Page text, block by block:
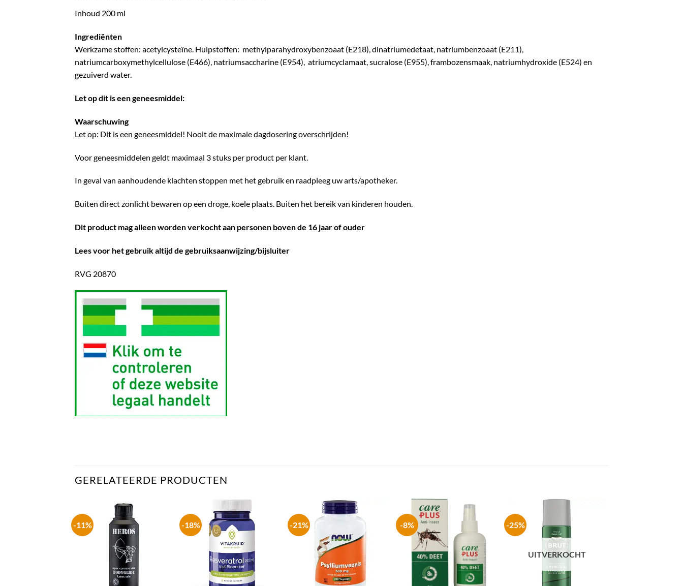
Inhoud 200 ml
Ingrediënten
Werkzame stoffen: acetylcysteïne. Hulpstoffen: methylparahydroxybenzoaat (E218), dinatriumedetaat, natriumbenzoaat (E211),
natriumcarboxymethylcellulose (E466), natriumsaccharine (E954), atriumcyclamaat, sucralose (E955), frambozensmaak, natriumhydroxide (E524) en
gezuiverd water.
Let op dit is een geneesmiddel:
Waarschuwing
Let op: Dit is een geneesmiddel! Nooit de maximale dagdosering overschrijden!
Voor geneesmiddelen geldt maximaal 3 stuks per product per klant.
In geval van aanhoudende klachten stoppen met het gebruik en raadpleeg uw arts/apotheker.
Buiten direct zonlicht bewaren op een droge, koele plaats. Buiten het bereik van kinderen houden.
Dit product mag alleen worden verkocht aan personen boven de 16 jaar of ouder
Lees voor het gebruik altijd de gebruiksaanwijzing/bijsluiter
RVG 20870
GERELATEERDE PRODUCTEN
-11% -18% -21% -8% -25%
UITVERKOCHT